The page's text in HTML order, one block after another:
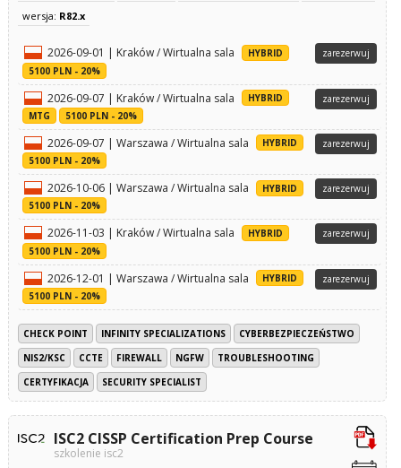
wersja: R82.x
2026-09-01 | Kraków / Wirtualna sala
HYBRID
5100 PLN - 20%
zarezerwuj
2026-09-07 | Kraków / Wirtualna sala
HYBRID
MTG
5100 PLN - 20%
zarezerwuj
2026-09-07 | Warszawa / Wirtualna sala
HYBRID
5100 PLN - 20%
zarezerwuj
2026-10-06 | Warszawa / Wirtualna sala
HYBRID
5100 PLN - 20%
zarezerwuj
2026-11-03 | Kraków / Wirtualna sala
HYBRID
5100 PLN - 20%
zarezerwuj
2026-12-01 | Warszawa / Wirtualna sala
HYBRID
5100 PLN - 20%
zarezerwuj
CHECK POINT INFINITY SPECIALIZATIONS
CYBERBEZPIECZEŃSTWO
NIS2/KSC
CCTE FIREWALL NGFW
TROUBLESHOOTING
CERTYFIKACJA
SECURITY SPECIALIST
ISC2 CISSP Certification Prep Course
szkolenie isc2